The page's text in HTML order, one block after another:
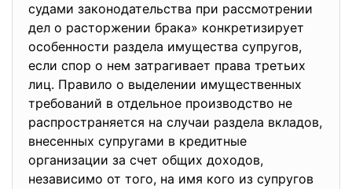
судами законодательства при рассмотрении
дел о расторжении брака» конкретизирует
особенности раздела имущества супругов,
если спор о нем затрагивает права третьих
лиц. Правило о выделении имущественных
требований в отдельное производство не
распространяется на случаи раздела вкладов,
внесенных супругами в кредитные
организации за счет общих доходов,
независимо от того, на имя кого из супругов